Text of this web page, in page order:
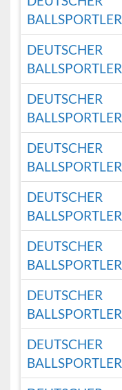
BALLSPORTLER
DEUTSCHER
BALLSPORTLER
DEUTSCHER
BALLSPORTLER
DEUTSCHER
BALLSPORTLER
DEUTSCHER
BALLSPORTLER
DEUTSCHER
BALLSPORTLER
DEUTSCHER
BALLSPORTLER
DEUTSCHER
BALLSPORTLER